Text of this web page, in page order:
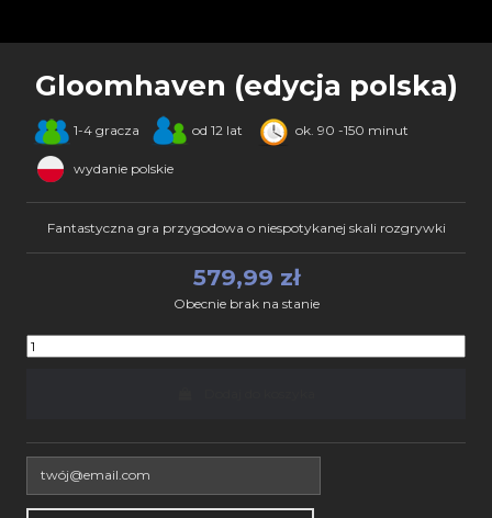
Gloomhaven (edycja polska)
1-4 gracza od 12 lat ok. 90 -150 minut
wydanie polskie
Fantastyczna gra przygodowa o niespotykanej skali rozgrywki
579,99 zł
Obecnie brak na stanie